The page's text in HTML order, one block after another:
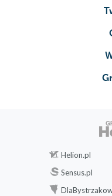
Helion.pl
Sensus.pl